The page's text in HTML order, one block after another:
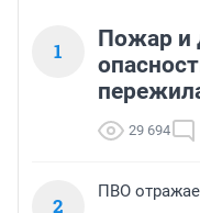
1
Пожар и
29 694
2
ПВО